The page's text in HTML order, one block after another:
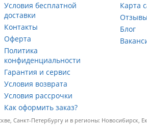
Условия бесплатной
доставки
Контакты
Оферта
Политика
конфиденциальности
Гарантия и сервис
Условия возврата
Условия рассрочки
Как оформить заказ?
Карта
Отзывы
Блог
Санкт-Петербургу и в регионы: